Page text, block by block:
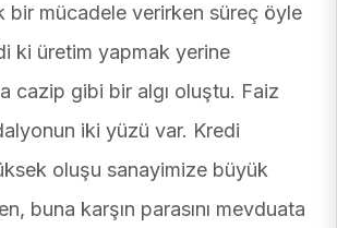
bir mücadele verirken süreç öyle
ki üretim yapmak yerine
cazip gibi bir algı oluştu. Faiz
iki yüzü var. Kredi
oluşu sanayimize büyük
buna karşın parasını mevduata